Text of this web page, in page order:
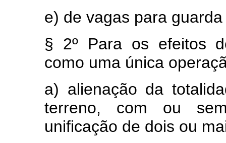
e) de vagas para
§ 2º Para os efeitos
como uma única
a) alienação da
terreno, com ou
unificação de dois ou